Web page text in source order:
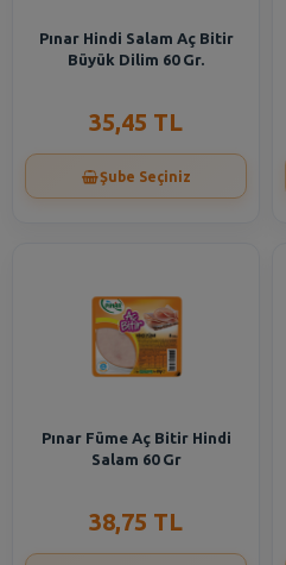
Pınar Hindi Salam Aç Bitir
Büyük Dilim 60 Gr.
35,45 TL
Şube Seçiniz
Pınar Füme Aç Bitir Hindi
Salam 60 Gr
38,75 TL